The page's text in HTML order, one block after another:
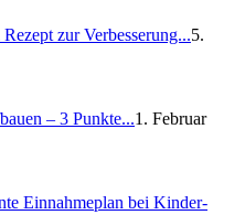
zur Ver­bes­se­rung...5.
– 3 Punk­te...1. Februar
Ein­nah­me­plan bei Kin­der­